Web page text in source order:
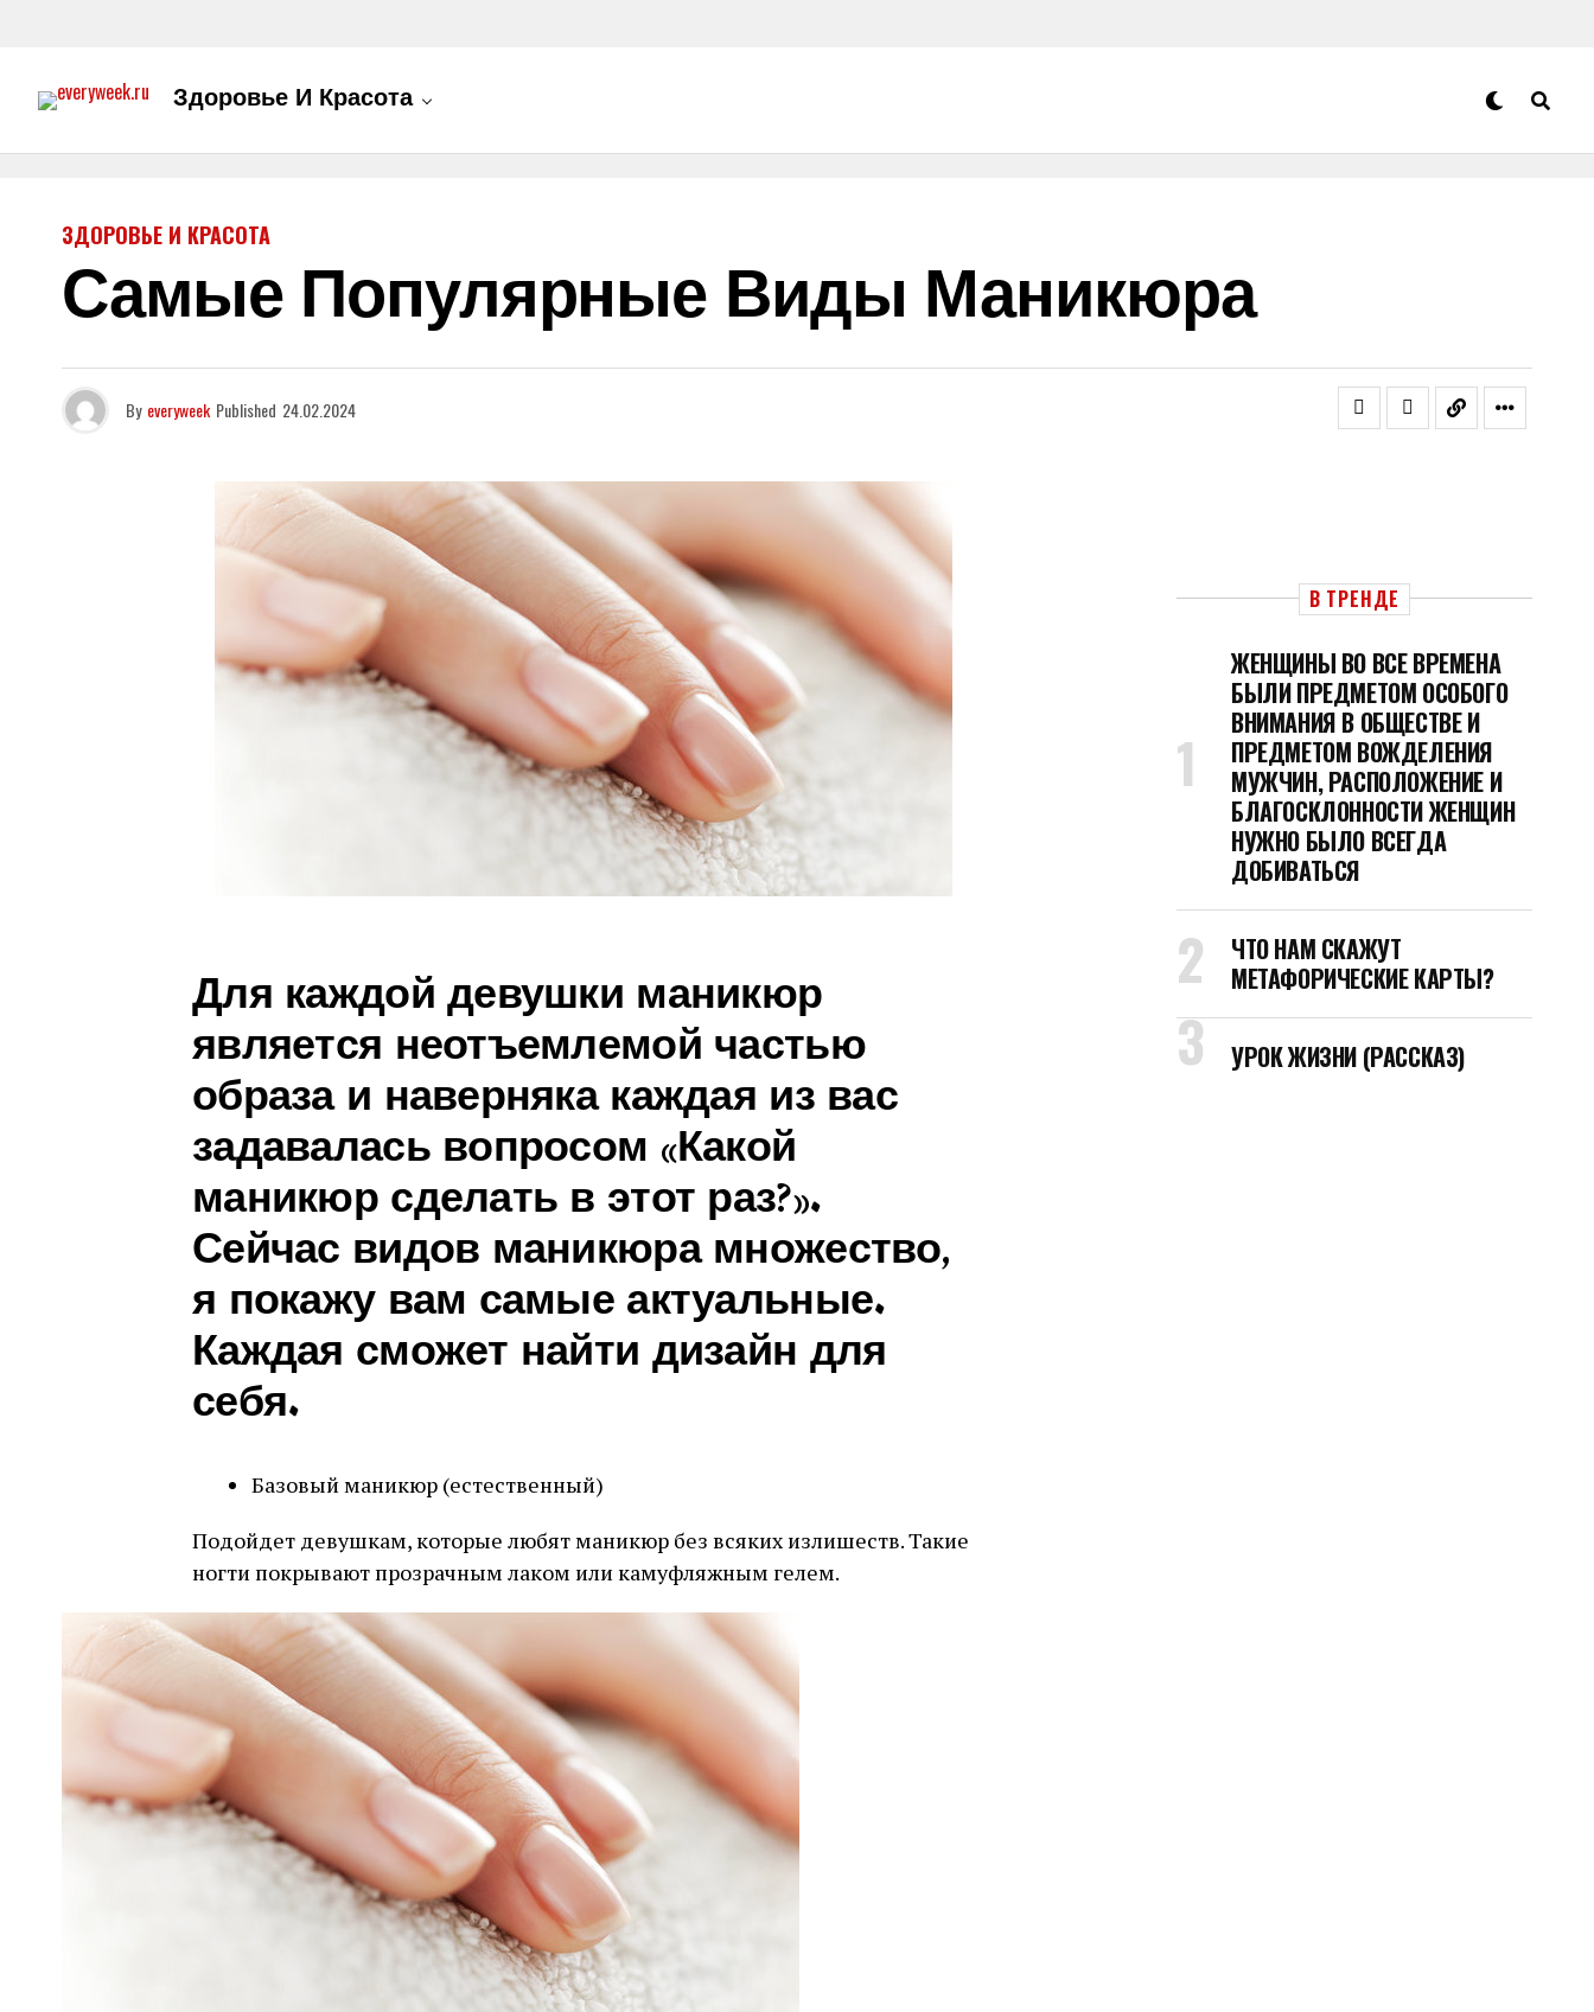
Здоровье И Красота
ЗДОРОВЬЕ И КРАСОТА
Самые Популярные Виды Маникюра
By everyweek Published 24.02.2024
Для каждой девушки маникюр
является неотъемлемой частью
образа и наверняка каждая из вас
задавалась вопросом «Какой
маникюр сделать в этот раз?».
Сейчас видов маникюра множество,
я покажу вам самые актуальные.
Каждая сможет найти дизайн для
себя.
Базовый маникюр (естественный)
Подойдет девушкам, которые любят маникюр без всяких излишеств. Такие
ногти покрывают прозрачным лаком или камуфляжным гелем.
В ТРЕНДЕ
ЖЕНЩИНЫ ВО ВСЕ ВРЕМЕНА
БЫЛИ ПРЕДМЕТОМ ОСОБОГО
ВНИМАНИЯ В ОБЩЕСТВЕ И
ПРЕДМЕТОМ ВОЖДЕЛЕНИЯ
МУЖЧИН, РАСПОЛОЖЕНИЕ И
БЛАГОСКЛОННОСТИ ЖЕНЩИН
НУЖНО БЫЛО ВСЕГДА
ДОБИВАТЬСЯ
ЧТО НАМ СКАЖУТ
МЕТАФОРИЧЕСКИЕ КАРТЫ?
УРОК ЖИЗНИ (РАССКАЗ)